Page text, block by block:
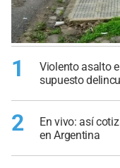
1
Violento asalto
supuesto
2
En vivo: así
en Argentina